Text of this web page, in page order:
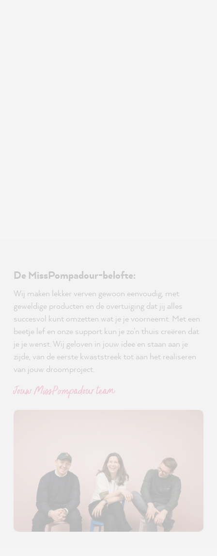
De MissPompadour-belofte:
Wij maken lekker verven gewoon eenvoudig, met
geweldige producten en de overtuiging dat jij alles
succesvol kunt omzetten wat je je voorneemt. Met een
beetje lef en onze support kun je zo'n thuis creëren dat
je je wenst. Wij geloven in jouw idee en staan aan je
zijde, van de eerste kwaststreek tot aan het realiseren
van jouw droomproject.
Jouw MissPompadour team